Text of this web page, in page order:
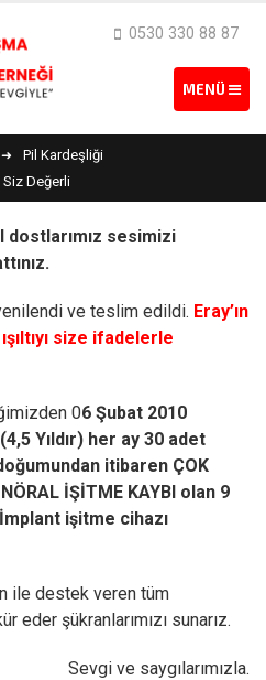
0530 330 88 87
Pil Kardeşliği
Siz Değerli
dostlarımız sesimizi
ve teslim edildi. Eray’ın
size ifadelerle
06 Şubat 2010
Yıldır) her ay 30 adet
itibaren ÇOK
İŞİTME KAYBI olan 9
işitme cihazı
ile destek veren tüm
eder şükranlarımızı sunarız.
Sevgi ve saygılarımızla.